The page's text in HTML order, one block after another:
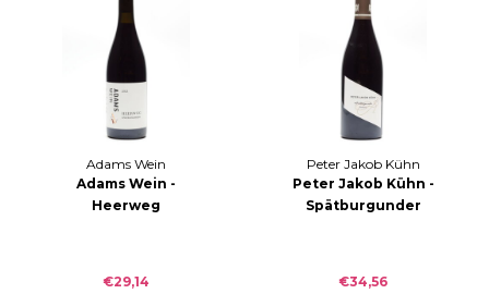
Adams Wein
Adams Wein -
Heerweg
€29,14
Peter Jakob Kühn
Peter Jakob Kühn -
Spätburgunder
€34,56